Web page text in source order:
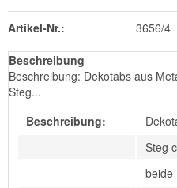
Artikel-Nr.: 3656/4
Beschreibung
Beschreibung: Dekotabs aus
Steg...
Beschreibung:
Steg
beide